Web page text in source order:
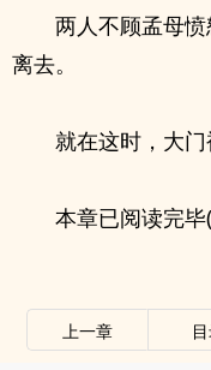
两人不顾孟母
离去。
就在这时，大门
本章已阅读完
上一章